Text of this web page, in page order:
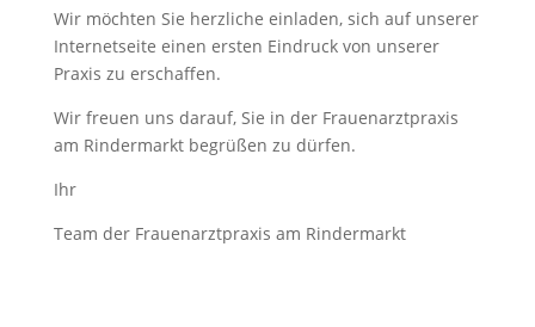
Wir möchten Sie herzliche einladen, sich auf unserer
Internetseite einen ersten Eindruck von unserer
Praxis zu erschaffen.
Wir freuen uns darauf, Sie in der Frauenarztpraxis
am Rindermarkt begrüßen zu dürfen.
Ihr
Team der Frauenarztpraxis am Rindermarkt